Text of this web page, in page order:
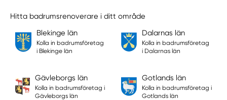
Hitta badrumsrenoverare i ditt område
Blekinge län
Kolla in badrumsföretag
i Blekinge län
Dalarnas län
Kolla in badrumsföretag
i Dalarnas län
Gävleborgs län
Kolla in badrumsföretag i
Gävleborgs län
Gotlands län
Kolla in badrumsföretag i
Gotlands län